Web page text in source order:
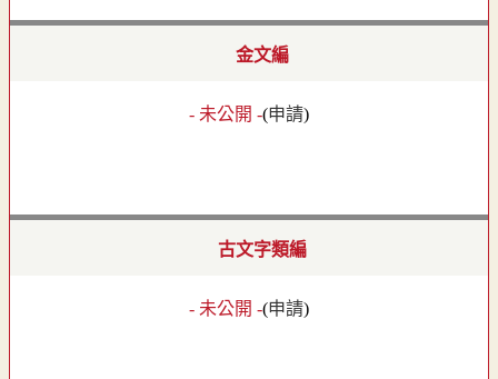
金文編
- 未公開 -(申請)
古文字類編
- 未公開 -(申請)